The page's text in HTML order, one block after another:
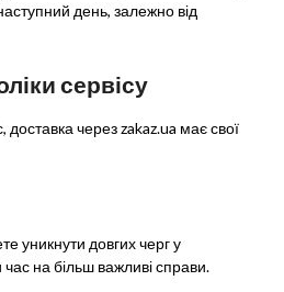
день, залежно від
сервісу
доставка через zakaz.ua має свої
уникнути довгих черг у
на більш важливі справи.